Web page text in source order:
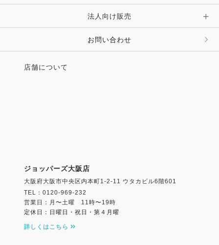
その他 ファッション雑貨法人向け販売
お問い合わせ
店舗について
ジョッパーズ大阪店
大阪府大阪市中央区内本町1-2-11 ウタカビル6階601
TEL：0120-969-232
営業日：月〜土曜 11時〜19時
定休日：日曜日・祝日・第４月曜
詳しくはこちら